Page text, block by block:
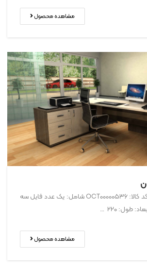
مشاهده محصول
میز کانتر بیستون کد کالا: OCT00000536 شامل: یک عدد فایل سه
طول: ۲۲۰ …
مشاهده محصول